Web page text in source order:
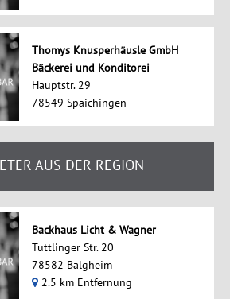
Thomys Knusperhäusle GmbH
Bäckerei und Konditorei
Hauptstr. 29
78549 Spaichingen
AUS DER REGION
Backhaus Licht & Wagner
Tuttlinger Str. 20
78582 Balgheim
2.5 km Entfernung